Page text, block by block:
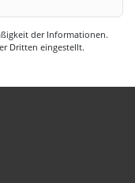
der Informationen.
Dritten eingestellt.